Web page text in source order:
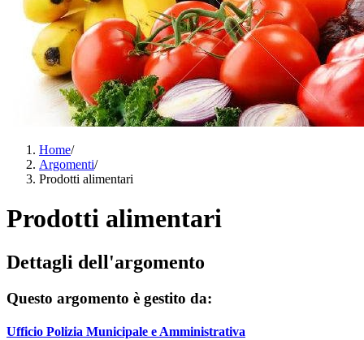
Home/
Argomenti/
Prodotti alimentari
Prodotti alimentari
Dettagli dell'argomento
Questo argomento è gestito da:
Ufficio Polizia Municipale e Amministrativa